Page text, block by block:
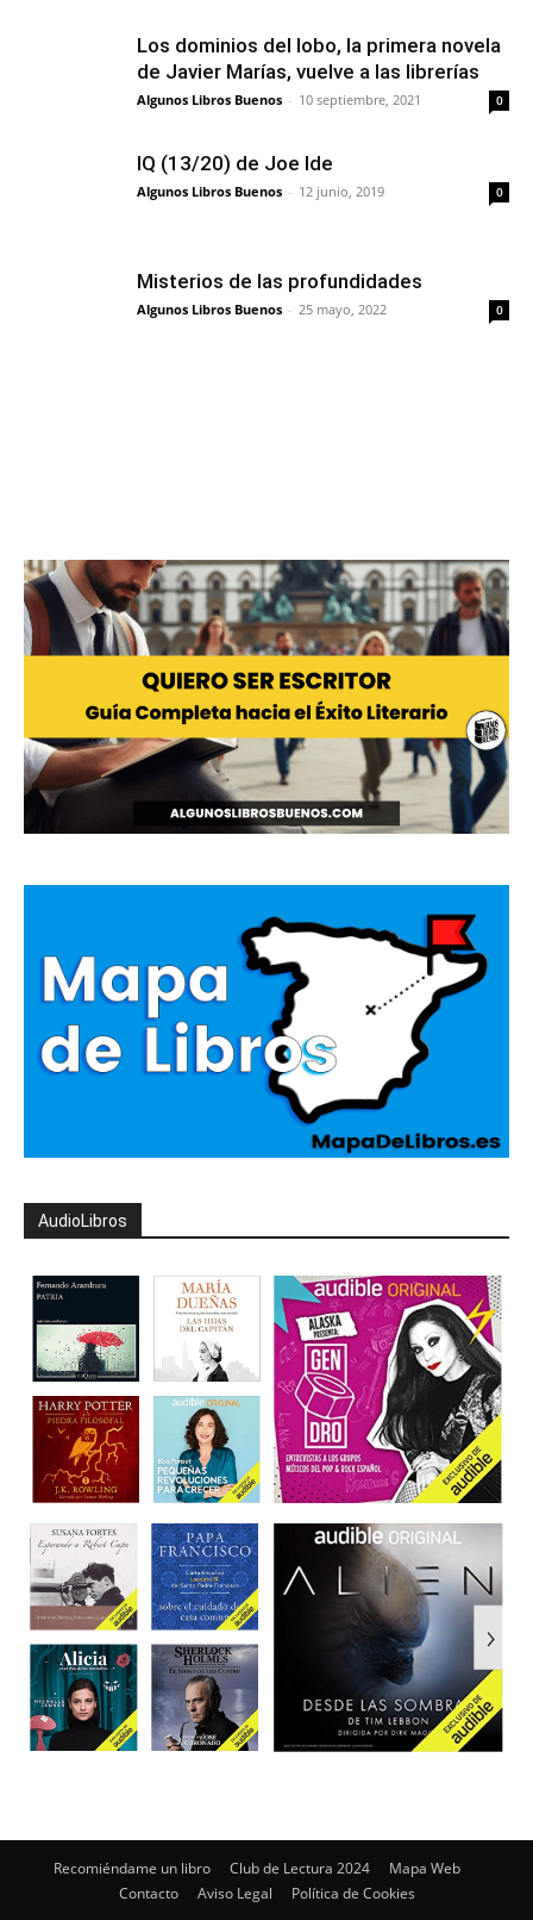
Los dominios del lobo, la primera novela
de Javier Marías, vuelve a las librerías
Algunos Libros Buenos - 10 septiembre, 2021 0
IQ (13/20) de Joe Ide
Algunos Libros Buenos - 12 junio, 2019 0
Misterios de las profundidades
Algunos Libros Buenos - 25 mayo, 2022 0
AudioLibros
Recomiéndame un libro Club de Lectura 2024
Mapa Web
Contacto
Aviso Legal Política de Cookies